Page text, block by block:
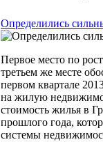
Определились
Первое место по
третьем же месте
первом квартале
на жилую
стоимость жилья в
прошлого года,
системы